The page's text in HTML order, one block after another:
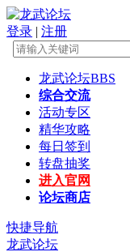
登录 | 注册
龙武论坛BBS
综合交流
活动专区
精华攻略
每日签到
转盘抽奖
进入官网
论坛商店
快捷导航
龙武论坛